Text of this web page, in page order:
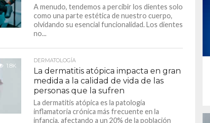
A menudo, tendemos a percibir los dientes solo
como una parte estética de nuestro cuerpo,
olvidando su esencial funcionalidad. Los dientes
no...
1.8K
DERMATOLOGÍA
La dermatitis atópica impacta en gran
medida a la calidad de vida de las
personas que la sufren
La dermatitis atópica es la patología
inflamatoria crónica más frecuente en la
infancia, afectando a un 20% de la población